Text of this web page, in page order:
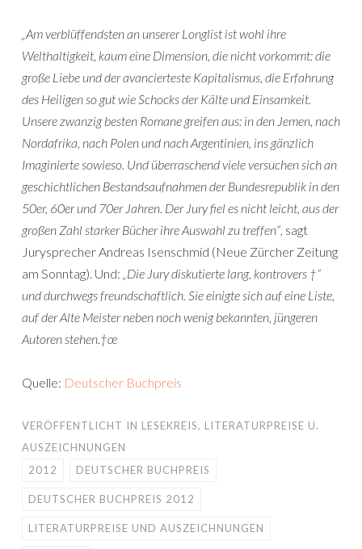
„Am verblüffendsten an unserer Longlist ist wohl ihre
Welthaltigkeit, kaum eine Dimension, die nicht vorkommt: die
große Liebe und der avancierteste Kapitalismus, die Erfahrung
des Heiligen so gut wie Schocks der Kälte und Einsamkeit.
Unsere zwanzig besten Romane greifen aus: in den Jemen, nach
Nordafrika, nach Polen und nach Argentinien, ins gänzlich
Imaginierte sowieso. Und überraschend viele versuchen sich an
geschichtlichen Bestandsaufnahmen der Bundesrepublik in den
50er, 60er und 70er Jahren. Der Jury fiel es nicht leicht, aus der
großen Zahl starker Bücher ihre Auswahl zu treffen“, sagt
Jurysprecher Andreas Isenschmid (Neue Zürcher Zeitung
am Sonntag). Und: „Die Jury diskutierte lang, kontrovers †“
und durchwegs freundschaftlich. Sie einigte sich auf eine Liste,
auf der Alte Meister neben noch wenig bekannten, jüngeren
Autoren stehen.†œ
Quelle: Deutscher Buchpreis
VERÖFFENTLICHT IN LESEKREIS, LITERATURPREISE U.
AUSZEICHNUNGEN
2012
DEUTSCHER BUCHPREIS
DEUTSCHER BUCHPREIS 2012
LITERATURPREISE UND AUSZEICHNUNGEN